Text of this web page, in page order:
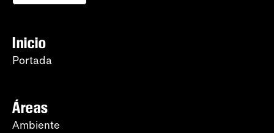
Inicio
Portada
Áreas
Ambiente